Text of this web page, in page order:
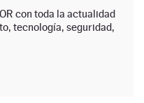
con toda la actualidad
tecnología, seguridad,